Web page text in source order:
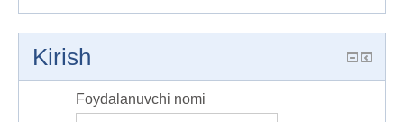
Kirish
Foydalanuvchi nomi